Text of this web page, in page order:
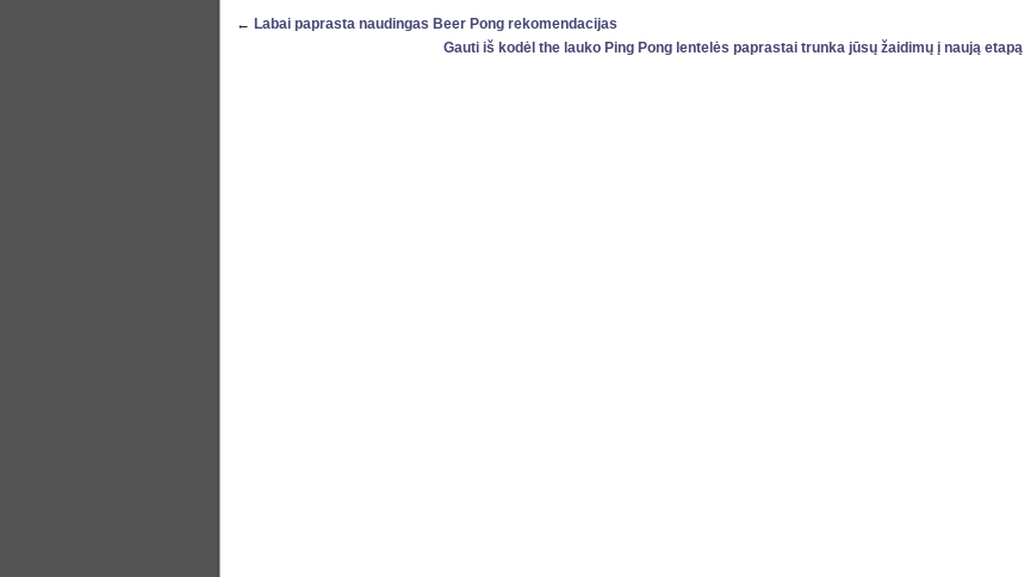
← Labai paprasta naudingas Beer Pong rekomendacijas
Gauti iš kodėl the lauko Ping Pong lentelės paprastai trunka jūsų žaidimų į naują etapą